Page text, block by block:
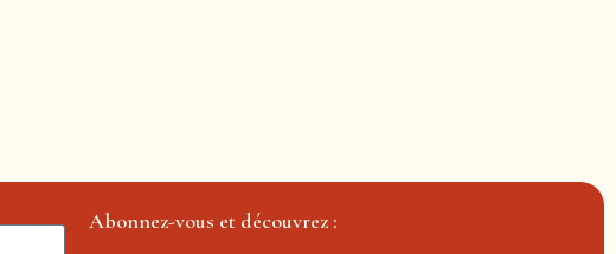
Abonnez-vous et découvrez :